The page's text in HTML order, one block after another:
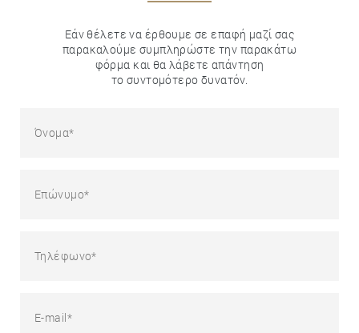
Εάν θέλετε να έρθουμε σε επαφή μαζί σας
παρακαλούμε συμπληρώστε την παρακάτω
φόρμα και θα λάβετε απάντηση
το συντομότερο δυνατόν.